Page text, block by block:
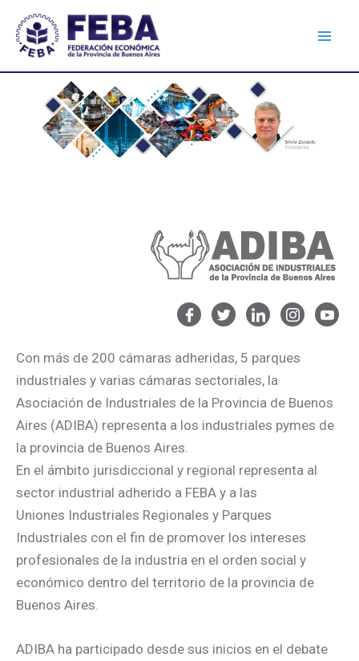
Con más de 200 cámaras adheridas, 5 parques
industriales y varias cámaras sectoriales, la
Asociación de Industriales de la Provincia de Buenos
Aires (ADIBA) representa a los industriales pymes de
la provincia de Buenos Aires.
En el ámbito jurisdiccional y regional representa al
sector industrial adherido a FEBA y a las
Uniones Industriales Regionales y Parques
Industriales con el fin de promover los intereses
profesionales de la industria en el orden social y
económico dentro del territorio de la provincia de
Buenos Aires.
ADIBA ha participado desde sus inicios en el debate